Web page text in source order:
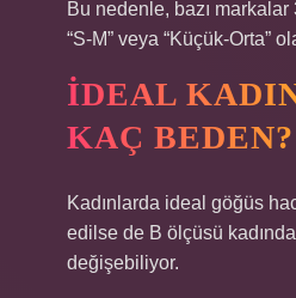
Bu nedenle, bazı
“S-M” veya “Küçük-Orta”
İDEAL
KAÇ BEDEN?
Kadınlarda ideal göğüs
edilse de B ölçüsü
değişebiliyor.